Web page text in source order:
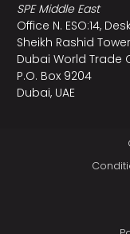
SPE Middle East
Office N. ESO:14,
Sheikh Rashid
Dubai World Trade
P.O. Box 9204
Dubai, UAE